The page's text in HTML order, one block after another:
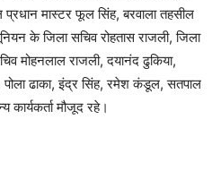
मास्टर फूल सिंह, बरवाला तहसील
के जिला सचिव रोहतास राजली, जिला
मोहनलाल राजली, दयानंद ढुकिया,
पोला ढाका, इंद्र सिंह, रमेश कंडूल, सतपाल
मौजूद रहे।